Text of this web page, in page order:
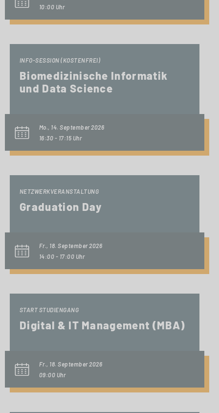
10:00 Uhr
INFO-SESSION (KOSTENFREI)
Biomedizinische Informatik
und Data Science
Mo., 14. September 2026
16:30 - 17:15 Uhr
NETZWERKVERANSTALTUNG
Graduation Day
Fr., 18. September 2026
14:00 - 17:00 Uhr
START STUDIENGANG
Digital & IT Management (MBA)
Fr., 18. September 2026
09:00 Uhr